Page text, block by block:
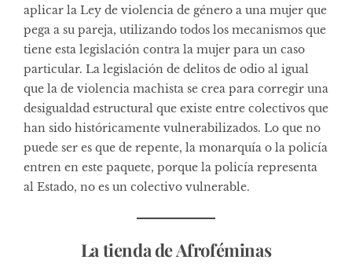
aplicar la Ley de violencia de género a una mujer que
pega a su pareja, utilizando todos los mecanismos que
tiene esta legislación contra la mujer para un caso
particular. La legislación de delitos de odio al igual
que la de violencia machista se crea para corregir una
desigualdad estructural que existe entre colectivos que
han sido históricamente vulnerabilizados. Lo que no
puede ser es que de repente, la monarquía o la policía
entren en este paquete, porque la policía representa
al Estado, no es un colectivo vulnerable.
La tienda de Afroféminas